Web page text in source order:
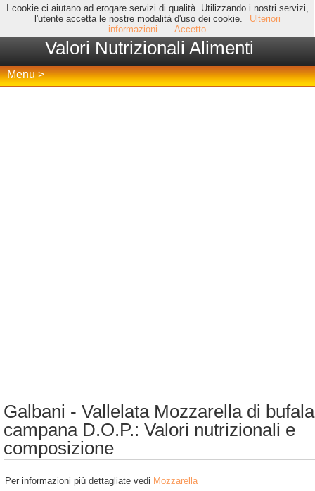
I cookie ci aiutano ad erogare servizi di qualità. Utilizzando i nostri servizi,
l'utente accetta le nostre modalità d'uso dei cookie.
Ulteriori
informazioni
Accetto
Valori Nutrizionali Alimenti
Menu >
Galbani - Vallelata Mozzarella di bufala
campana D.O.P.: Valori nutrizionali e
composizione
Per informazioni più dettagliate vedi Mozzarella